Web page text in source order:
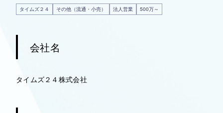
タイムズ２４ その他（流通・小売） 法人営業 500万～
会社名
タイムズ２４株式会社